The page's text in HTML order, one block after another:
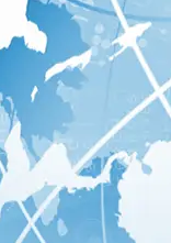
LES PROJETS
LES NOUVELLES
CONTACTEZ NOUS
NOYAU